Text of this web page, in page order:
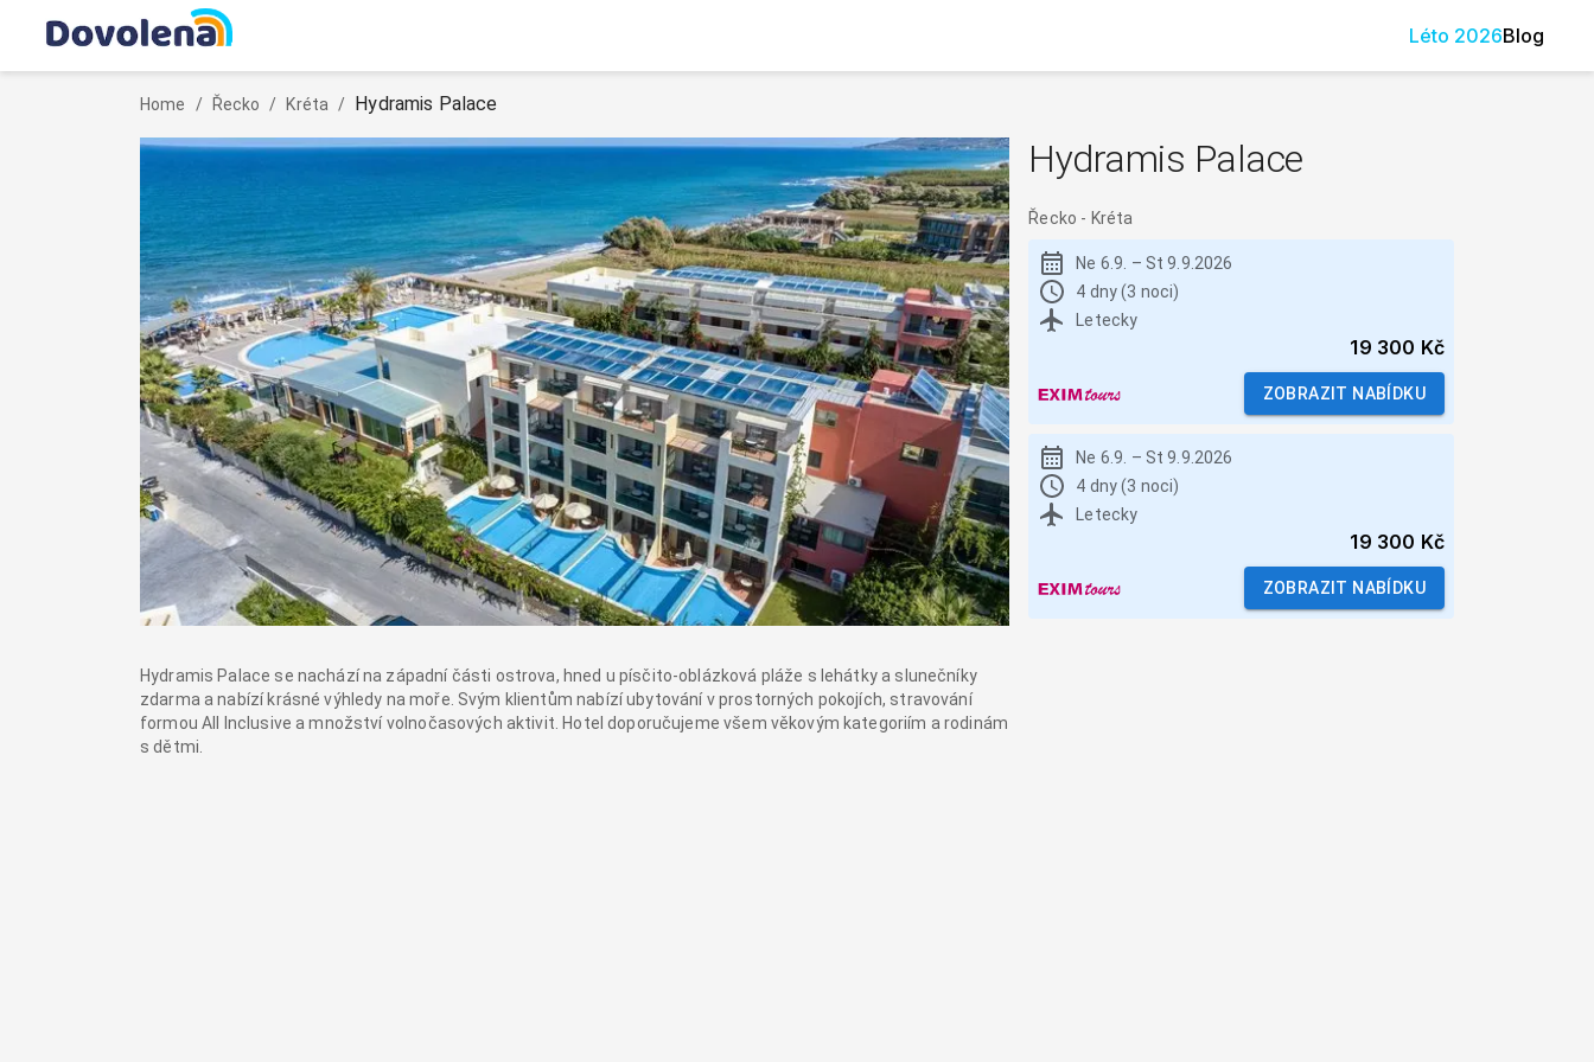
Léto 2026Blog
Home / Řecko / Kréta / Hydramis Palace
Hydramis Palace se nachází na západní části ostrova, hned u písčito-oblázková pláže s lehátky a slunečníky
zdarma a nabízí krásné výhledy na moře. Svým klientům nabízí ubytování v prostorných pokojích, stravování
formou All Inclusive a množství volnočasových aktivit. Hotel doporučujeme všem věkovým kategoriím a rodinám
s dětmi.
Hydramis Palace
Řecko - Kréta
Ne 6.9. – St 9.9.2026
4 dny (3 noci)
Letecky
19 300 Kč
ZOBRAZIT NABÍDKU
Ne 6.9. – St 9.9.2026
4 dny (3 noci)
Letecky
19 300 Kč
ZOBRAZIT NABÍDKU